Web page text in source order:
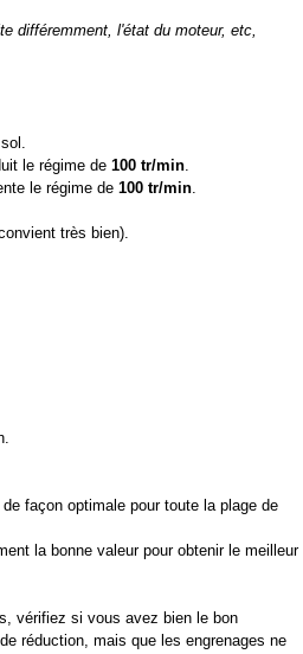
différemment, l'état du moteur, etc,
le régime de 100 tr/min.
le régime de 100 tr/min.
très bien).
façon optimale pour toute la plage de
la bonne valeur pour obtenir le meilleur
vérifiez si vous avez bien le bon
réduction, mais que les engrenages ne